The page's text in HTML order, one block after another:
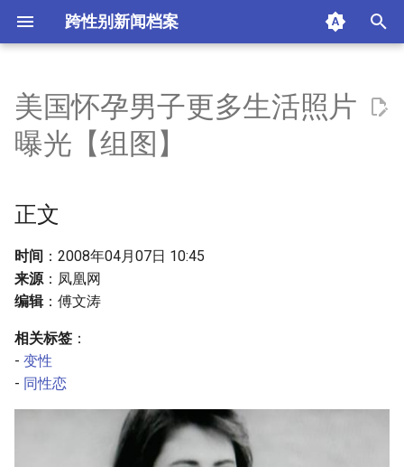
跨性别新闻档案
p
o
s
t
t
正文
附加信息 [Processed Page
美国怀孕男子更多生活照片
曝光【组图】
正文
时间 ：2008年04月07日 10:45
来源：凤凰网
编辑：傅文涛
相关标签 ：
- 变性
- 同性恋